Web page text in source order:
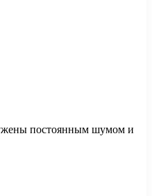
постоянным шумом и